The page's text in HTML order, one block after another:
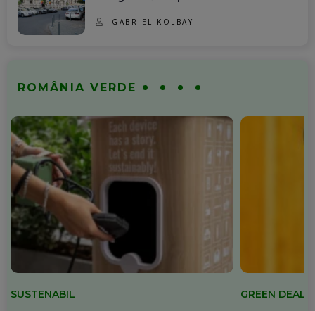
GABRIEL KOLBAY
ROMÂNIA VERDE
SUSTENABIL GREEN DEAL